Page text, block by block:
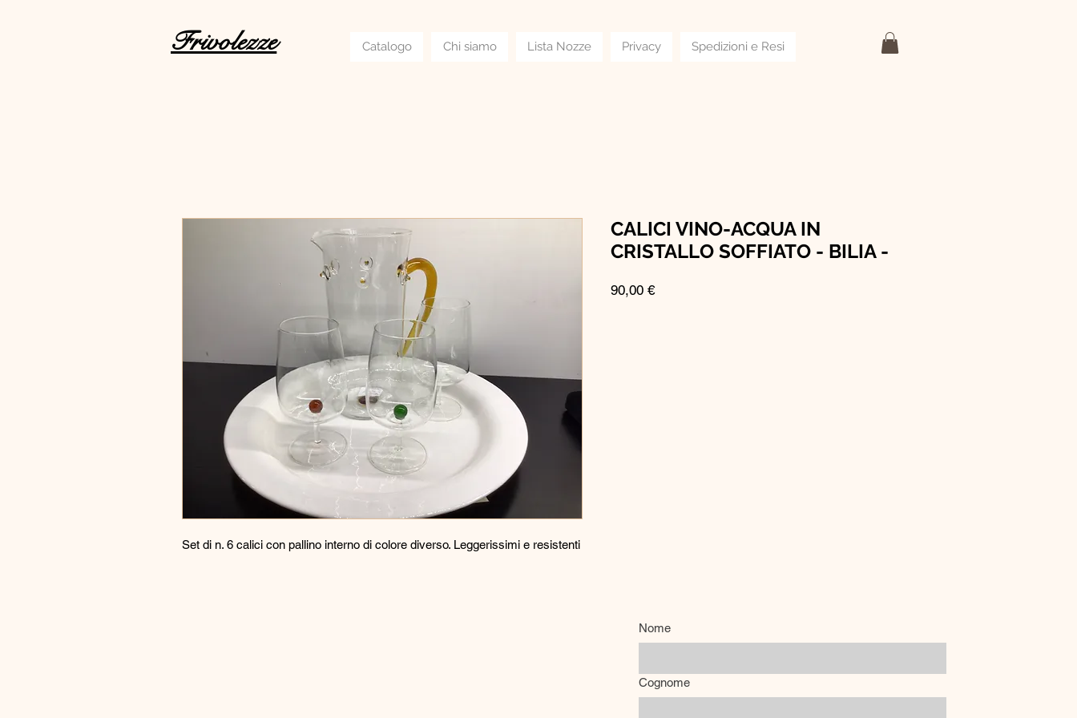
Frivolezze Catalogo Chi siamo Lista Nozze Privacy Spedizioni e Resi
Set di n. 6 calici con pallino interno di colore diverso. Leggerissimi e resistenti
CALICI VINO-ACQUA IN
CRISTALLO SOFFIATO - BILIA -
90,00 €Prezzo
Nome
Cognome